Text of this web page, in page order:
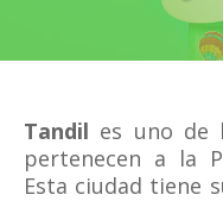
Tandil es uno de
pertenecen a la
Esta ciudad tiene